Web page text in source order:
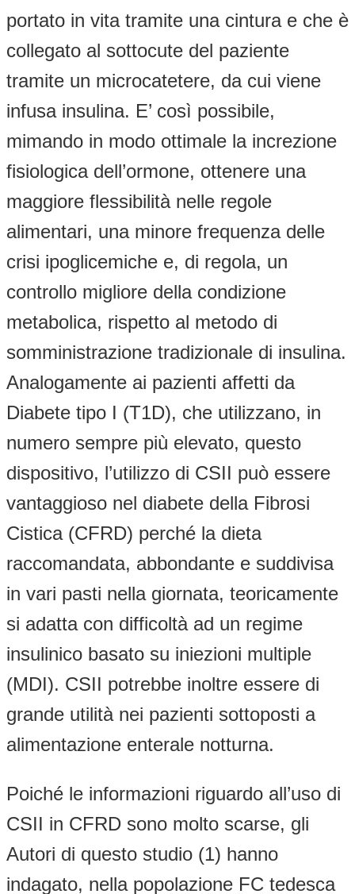
portato in vita tramite una cintura e che è
collegato al sottocute del paziente
tramite un microcatetere, da cui viene
infusa insulina. E’ così possibile,
mimando in modo ottimale la increzione
fisiologica dell’ormone, ottenere una
maggiore flessibilità nelle regole
alimentari, una minore frequenza delle
crisi ipoglicemiche e, di regola, un
controllo migliore della condizione
metabolica, rispetto al metodo di
somministrazione tradizionale di insulina.
Analogamente ai pazienti affetti da
Diabete tipo I (T1D), che utilizzano, in
numero sempre più elevato, questo
dispositivo, l’utilizzo di CSII può essere
vantaggioso nel diabete della Fibrosi
Cistica (CFRD) perché la dieta
raccomandata, abbondante e suddivisa
in vari pasti nella giornata, teoricamente
si adatta con difficoltà ad un regime
insulinico basato su iniezioni multiple
(MDI). CSII potrebbe inoltre essere di
grande utilità nei pazienti sottoposti a
alimentazione enterale notturna.
Poiché le informazioni riguardo all’uso di
CSII in CFRD sono molto scarse, gli
Autori di questo studio (1) hanno
indagato, nella popolazione FC tedesca